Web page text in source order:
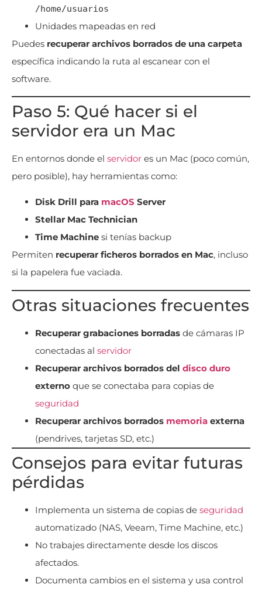
/home/usuarios
Unidades mapeadas en red
Puedes recuperar archivos borrados de una carpeta
específica indicando la ruta al escanear con el
software.
Paso 5: Qué hacer si el
servidor era un Mac
En entornos donde el servidor es un Mac (poco común,
pero posible), hay herramientas como:
Disk Drill para macOS Server
Stellar Mac Technician
Time Machine si tenías backup
Permiten recuperar ficheros borrados en Mac, incluso
si la papelera fue vaciada.
Otras situaciones frecuentes
Recuperar grabaciones borradas de cámaras IP
conectadas al servidor
Recuperar archivos borrados del disco duro
externo que se conectaba para copias de
seguridad
Recuperar archivos borrados memoria externa
(pendrives, tarjetas SD, etc.)
Consejos para evitar futuras
pérdidas
Implementa un sistema de copias de seguridad
automatizado (NAS, Veeam, Time Machine, etc.)
No trabajes directamente desde los discos
afectados.
Documenta cambios en el sistema y usa control